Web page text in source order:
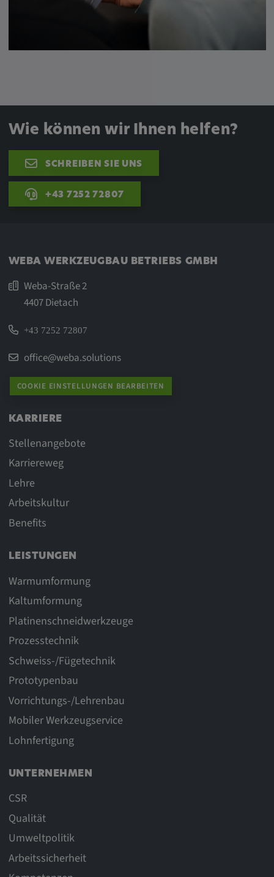
Wie können wir Ihnen helfen?
SCHREIBEN SIE UNS
+43 7252 72807
WEBA WERKZEUGBAU BETRIEBS GMBH
Weba-Straße 2
4407 Dietach
+43 7252 72807
office@weba.solutions
COOKIE EINSTELLUNGEN BEARBEITEN
KARRIERE
Stellenangebote
Karriereweg
Lehre
Arbeitskultur
Benefits
LEISTUNGEN
Warmumformung
Kaltumformung
Platinenschneidwerkzeuge
Prozesstechnik
Schweiss-/Fügetechnik
Prototypenbau
Vorrichtungs-/Lehrenbau
Mobiler Werkzeugservice
Lohnfertigung
UNTERNEHMEN
CSR
Qualität
Umweltpolitik
Arbeitssicherheit